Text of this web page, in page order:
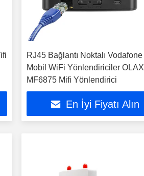
RJ45 Bağlantı Noktalı Vodafone
Mobil WiFi Yönlendiriciler OLAX
MF6875 Mifi Yönlendirici
En İyi Fiyatı Alın